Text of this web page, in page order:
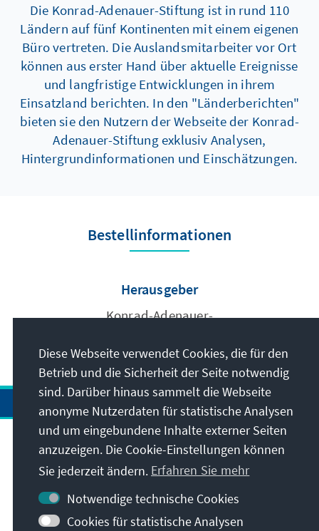
Die Konrad-Adenauer-Stiftung ist in rund 110
Ländern auf fünf Kontinenten mit einem eigenen
Büro vertreten. Die Auslandsmitarbeiter vor Ort
können aus erster Hand über aktuelle Ereignisse
und langfristige Entwicklungen in ihrem
Einsatzland berichten. In den "Länderberichten"
bieten sie den Nutzern der Webseite der Konrad-
Adenauer-Stiftung exklusiv Analysen,
Hintergrundinformationen und Einschätzungen.
Bestellinformationen
Herausgeber
Konrad-Adenauer-
Anschrift
Kontakt
Diese Webseite verwendet Cookies, die für den
Betrieb und die Sicherheit der Seite notwendig
sind. Darüber hinaus sammelt die Webseite
anonyme Nutzerdaten für statistische Analysen
und um eingebundene Inhalte externer Seiten
anzuzeigen. Die Cookie-Einstellungen können
Sie jederzeit ändern. Erfahren Sie mehr
Notwendige technische Cookies
Cookies für statistische Analysen